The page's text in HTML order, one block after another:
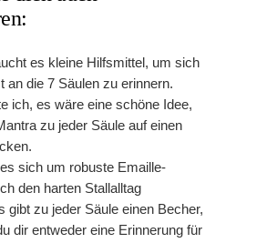
es kleine Hilfsmittel, um sich
an die 7 Säulen zu erinnern.
ich, es wäre eine schöne Idee,
zu jeder Säule auf einen
sich um robuste Emaille-
den harten Stallalltag
gibt zu jeder Säule einen Becher,
dir entweder eine Erinnerung für